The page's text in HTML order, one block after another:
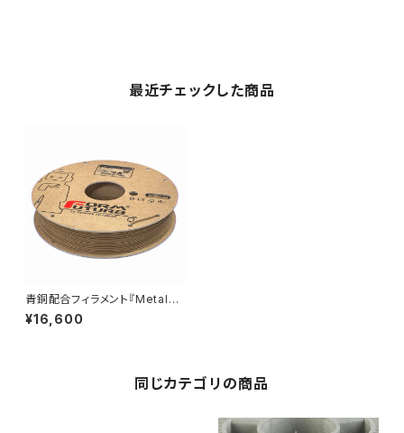
最近チェックした商品
青銅配合フィラメント『MetalFil
Ancient Bronze』
¥16,600
同じカテゴリの商品